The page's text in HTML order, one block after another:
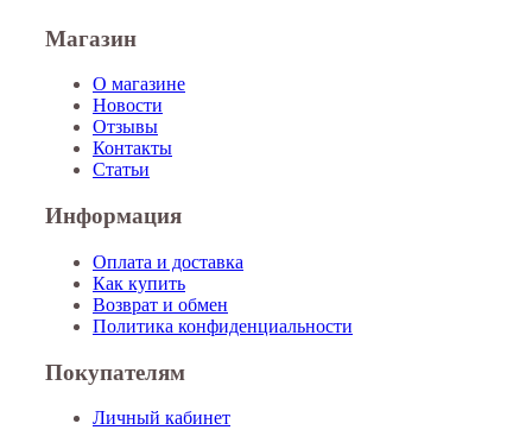
Магазин
О магазине
Новости
Отзывы
Контакты
Статьи
Информация
Оплата и доставка
Как купить
Возврат и обмен
Политика конфиденциальности
Покупателям
Личный кабинет